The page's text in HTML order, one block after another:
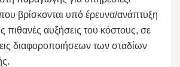
βρίσκονται υπό έρευνα/ανάπτυξη
πιθανές αυξήσεις του κόστους, σε
διαφοροποιήσεων των σταδίων